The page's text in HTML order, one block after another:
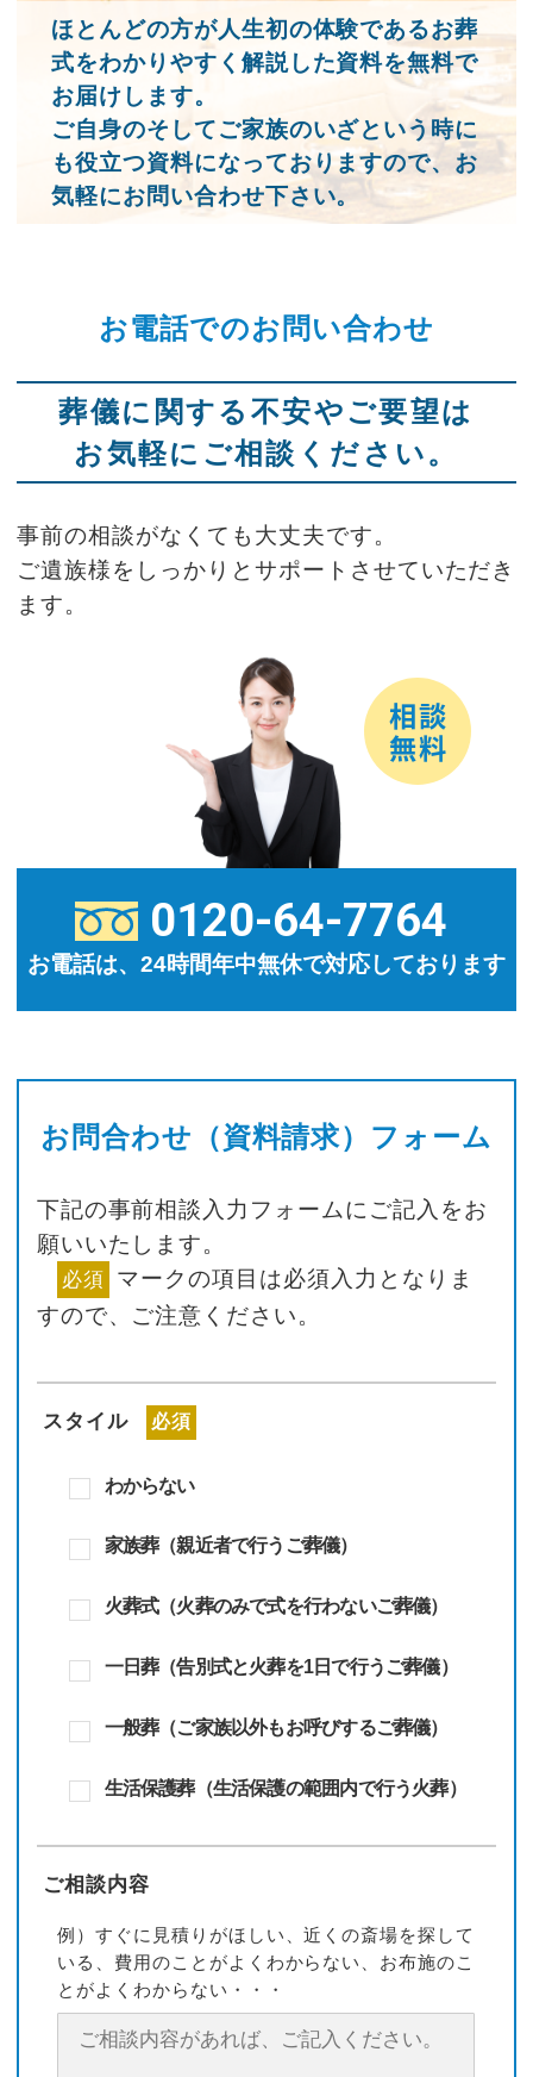
ほとんどの方が人生初の体験であるお葬
式をわかりやすく解説した資料を無料で
お届けします。
ご自身のそしてご家族のいざという時に
も役立つ資料になっておりますので、お
気軽にお問い合わせ下さい。
お電話でのお問い合わせ
葬儀に関する不安やご要望は
お気軽にご相談ください。
事前の相談がなくても大丈夫です。
ご遺族様をしっかりとサポートさせていただき
ます。
0120-64-7764
お電話は、24時間年中無休で対応しております
お問合わせ（資料請求）フォーム
下記の事前相談入力フォームにご記入をお
願いいたします。
必須 マークの項目は必須入力となりま
すので、 ご注意ください。
スタイル 必須
わからない
家族葬（親近者で行うご葬儀）
火葬式（火葬のみで式を行わないご葬儀）
一日葬（告別式と火葬を1日で行うご葬儀）
一般葬（ご家族以外もお呼びするご葬儀）
生活保護葬（生活保護の範囲内で行う火葬）
ご相談内容
例）すぐに見積りがほしい、近くの斎場を探して
いる、費用のことがよくわからない、お布施のこ
とがよくわからない・・・